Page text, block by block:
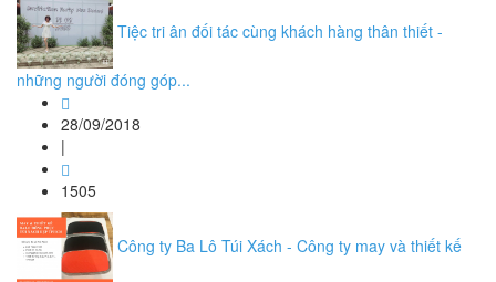
Tiệc tri ân đối tác cùng khách hàng thân thiết -
những người đóng góp...
28/09/2018
|
1505
Công ty Ba Lô Túi Xách - Công ty may và thiết kế